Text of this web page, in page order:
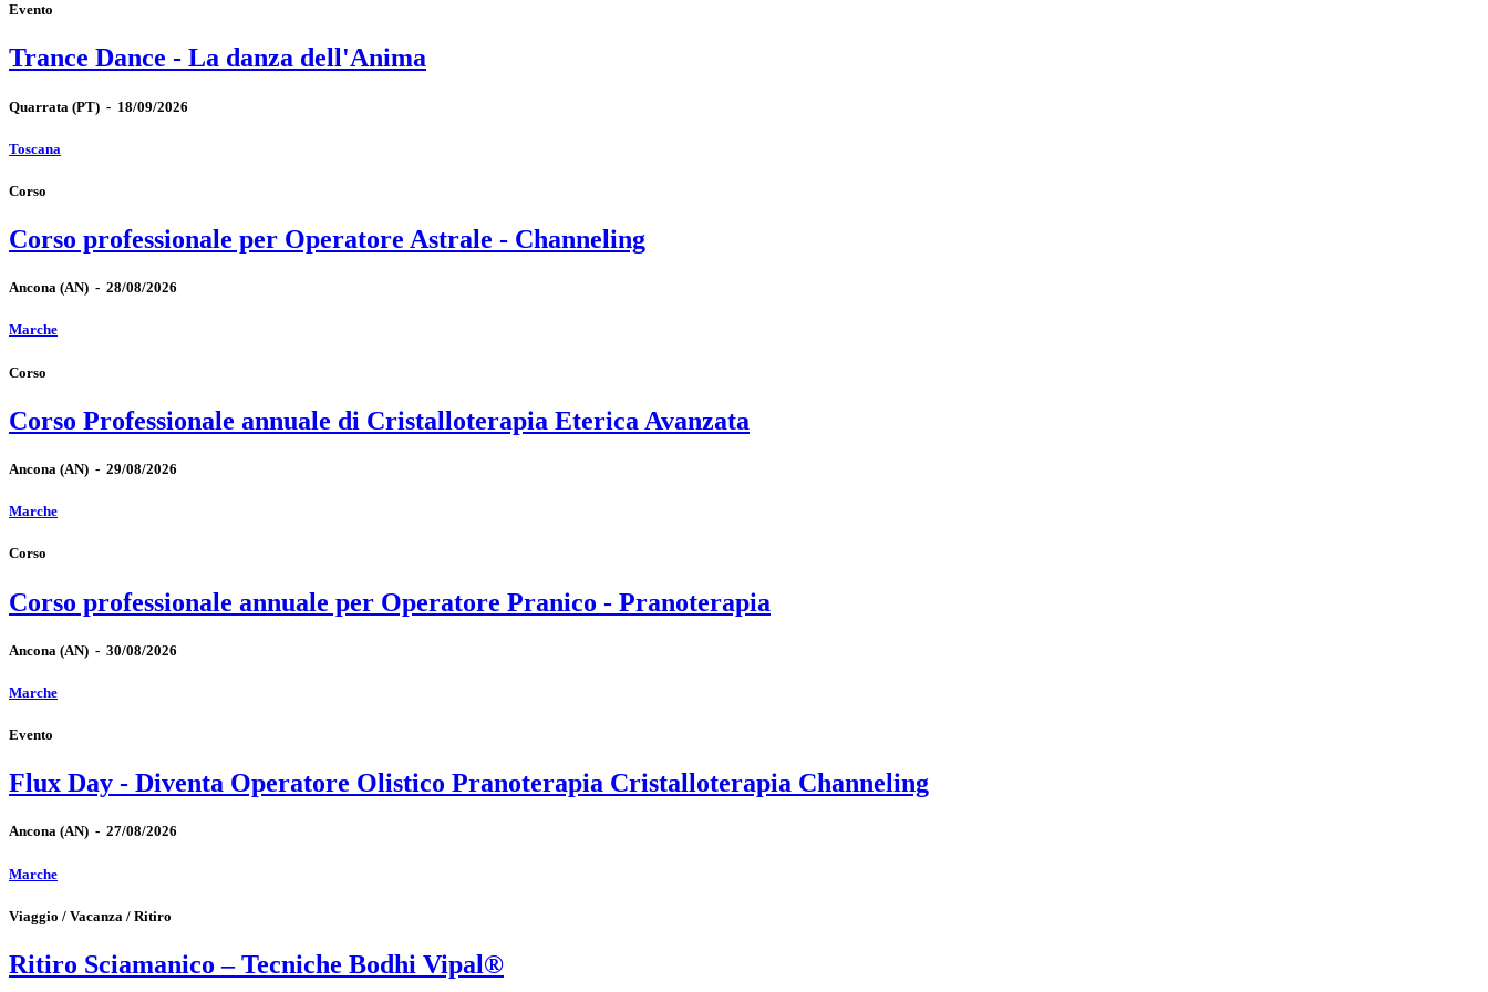
Evento
Trance Dance - La danza dell'Anima
Quarrata (PT) - 18/09/2026
Toscana
Corso
Corso professionale per Operatore Astrale - Channeling
Ancona (AN) - 28/08/2026
Marche
Corso
Corso Professionale annuale di Cristalloterapia Eterica Avanzata
Ancona (AN) - 29/08/2026
Marche
Corso
Corso professionale annuale per Operatore Pranico - Pranoterapia
Ancona (AN) - 30/08/2026
Marche
Evento
Flux Day - Diventa Operatore Olistico Pranoterapia Cristalloterapia Channeling
Ancona (AN) - 27/08/2026
Marche
Viaggio / Vacanza / Ritiro
Ritiro Sciamanico – Tecniche Bodhi Vipal®